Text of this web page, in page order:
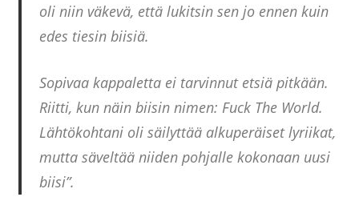
oli niin väkevä, että lukitsin sen jo ennen kuin
edes tiesin biisiä.
Sopivaa kappaletta ei tarvinnut etsiä pitkään.
Riitti, kun näin biisin nimen: Fuck The World.
Lähtökohtani oli säilyttää alkuperäiset lyriikat,
mutta säveltää niiden pohjalle kokonaan uusi
biisi”.